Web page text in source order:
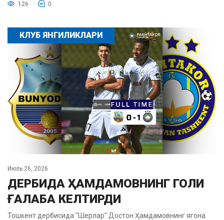
126 0
КЛУБ ЯНГИЛИКЛАРИ
Июль 26, 2026
ДЕРБИДА ҲАМДАМОВНИНГ ГОЛИ
ҒАЛАБА КЕЛТИРДИ
Тошкент дербисида "Шерлар" Достон Ҳамдамовнинг ягона